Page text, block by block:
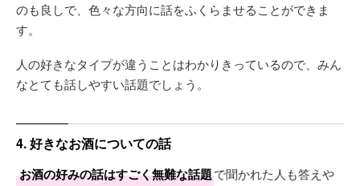
のも良しで、色々な方向に話をふくらませることができま
す。
人の好きなタイプが違うことはわかりきっているので、みん
なとても話しやすい話題でしょう。
4. 好きなお酒についての話
お酒の好みの話はすごく無難な話題で聞かれた人も答えや